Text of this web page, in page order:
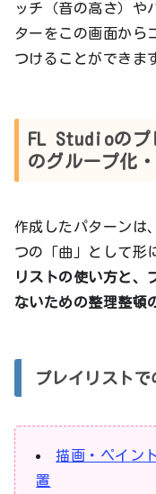
ッチ（音の高さ）や
ターをこの画面から
つけることができま
FL Studioのプ
のグループ化
作成したパターンは
つの「曲」として形
リストの使い方と、
ないための整理整頓
プレイリスト
描画・ペイン
置